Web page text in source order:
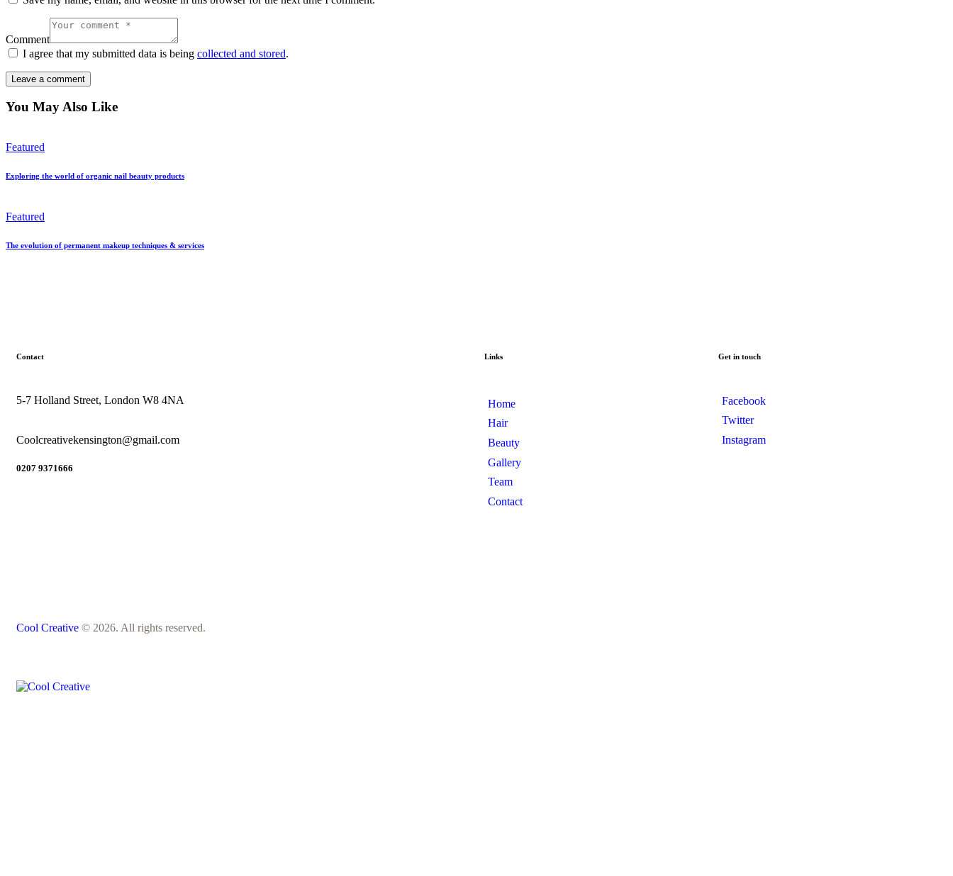
Comment
I agree that my submitted data is being collected and stored.
You May Also Like
Featured
Exploring the world of organic nail beauty products
Featured
The evolution of permanent makeup techniques & services
Contact
5-7 Holland Street, London W8 4NA
Coolcreativekensington@gmail.com
0207 9371666
Links
Home
Hair
Beauty
Gallery
Team
Contact
Get in touch
Facebook
Twitter
Instagram
Cool Creative © 2026. All rights reserved.